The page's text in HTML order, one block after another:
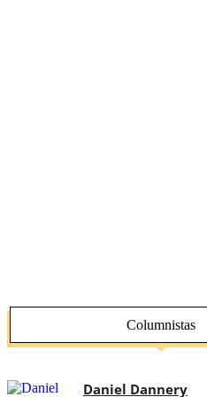
Columnistas
Daniel Dannery